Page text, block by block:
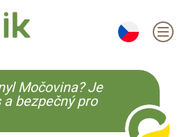
ES CS KO
Močovina? Je
bezpečný pro